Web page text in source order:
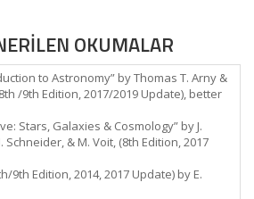
OKUMALAR
to Astronomy” by Thomas T. Arny &
/9th Edition, 2017/2019 Update), better
Stars, Galaxies & Cosmology” by J.
& M. Voit, (8th Edition, 2017
9th Edition, 2014, 2017 Update) by E.